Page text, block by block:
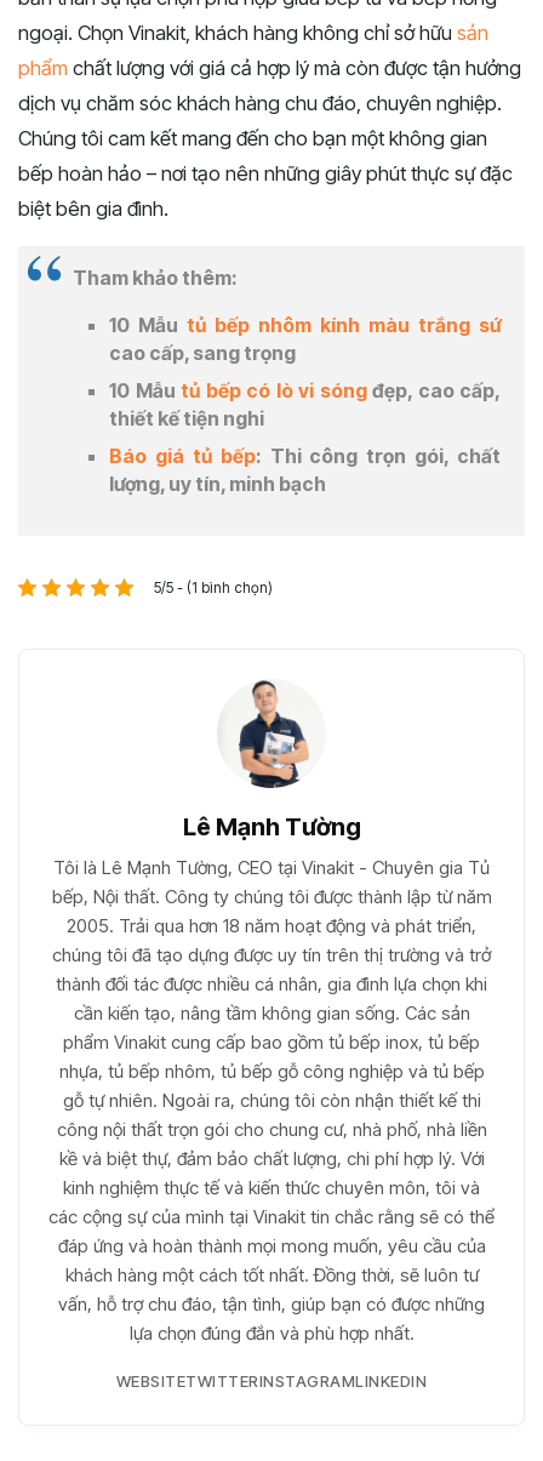
ngoại. Chọn Vinakit, khách hàng không chỉ sở hữu sản
phẩm chất lượng với giá cả hợp lý mà còn được tận hưởng
dịch vụ chăm sóc khách hàng chu đáo, chuyên nghiệp.
Chúng tôi cam kết mang đến cho bạn một không gian
bếp hoàn hảo – nơi tạo nên những giây phút thực sự đặc
biệt bên gia đình.
Tham khảo thêm:
10 Mẫu tủ bếp nhôm kính màu trắng sứ
cao cấp, sang trọng
10 Mẫu tủ bếp có lò vi sóngđẹp, cao cấp,
thiết kế tiện nghi
Báo giá tủ bếp: Thi công trọn gói, chất
lượng, uy tín, minh bạch
5/5 - (1 bình chọn)
Lê Mạnh Tường
Tôi là Lê Mạnh Tường, CEO tại Vinakit - Chuyên gia Tủ
bếp, Nội thất. Công ty chúng tôi được thành lập từ năm
2005. Trải qua hơn 18 năm hoạt động và phát triển,
chúng tôi đã tạo dựng được uy tín trên thị trường và trở
thành đối tác được nhiều cá nhân, gia đình lựa chọn khi
cần kiến tạo, nâng tầm không gian sống. Các sản
phẩm Vinakit cung cấp bao gồm tủ bếp inox, tủ bếp
nhựa, tủ bếp nhôm, tủ bếp gỗ công nghiệp và tủ bếp
gỗ tự nhiên. Ngoài ra, chúng tôi còn nhận thiết kế thi
công nội thất trọn gói cho chung cư, nhà phố, nhà liền
kề và biệt thự, đảm bảo chất lượng, chi phí hợp lý. Với
kinh nghiệm thực tế và kiến thức chuyên môn, tôi và
các cộng sự của mình tại Vinakit tin chắc rằng sẽ có thể
đáp ứng và hoàn thành mọi mong muốn, yêu cầu của
khách hàng một cách tốt nhất. Đồng thời, sẽ luôn tư
vấn, hỗ trợ chu đáo, tận tình, giúp bạn có được những
lựa chọn đúng đắn và phù hợp nhất.
WEBSITETWITTERINSTAGRAMLINKEDIN